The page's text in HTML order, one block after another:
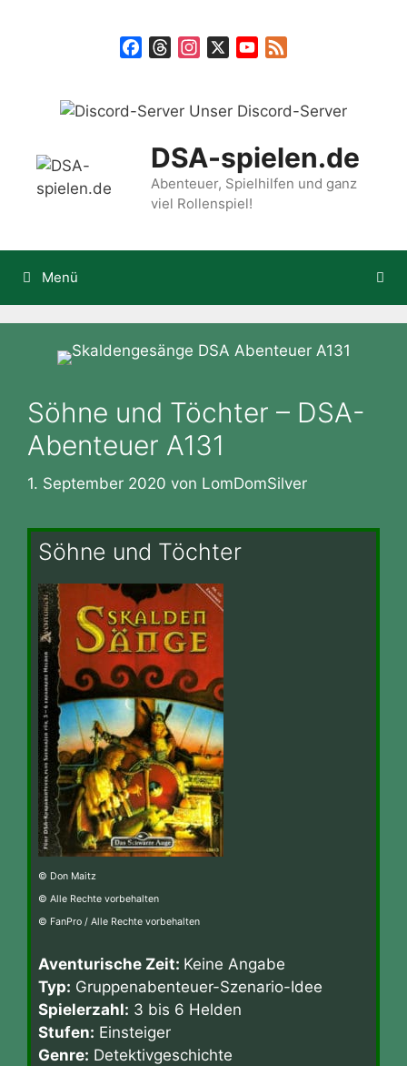
FacebookThreadsInstagram YouTube
Unser Discord-Server
DSA-spielen.de
Abenteuer, Spielhilfen und ganz
viel Rollenspiel!
Menü
Söhne und Töchter – DSA-
Abenteuer A131
1. September 2020 von LomDomSilver
Söhne und Töchter
© Don Maitz
© Alle Rechte vorbehalten
© FanPro / Alle Rechte vorbehalten
Aventurische Zeit: Keine Angabe
Typ: Gruppenabenteuer-Szenario-Idee
Spielerzahl: 3 bis 6 Helden
Stufen: Einsteiger
Genre: Detektivgeschichte